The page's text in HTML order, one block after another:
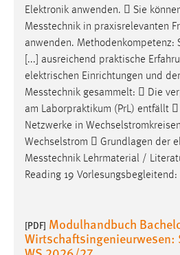
Elektronik anwenden.  Sie
Messtechnik in praxisrelevanten
anwenden. Methodenkompetenz:
[...] ausreichend praktische
elektrischen Einrichtungen und
Messtechnik gesammelt:  Die
am Laborpraktikum (PrL) entfällt 
Netzwerke in
Wechselstrom  Grundlagen der
Messtechnik Lehrmaterial /
Reading 19 Vorlesungsbegleitend:
[PDF] Modulhandbuch
Wirtschaftsingenieurwesen:
Facebook Pixel
Name:
Anbieter:
Facebook
Zweck: